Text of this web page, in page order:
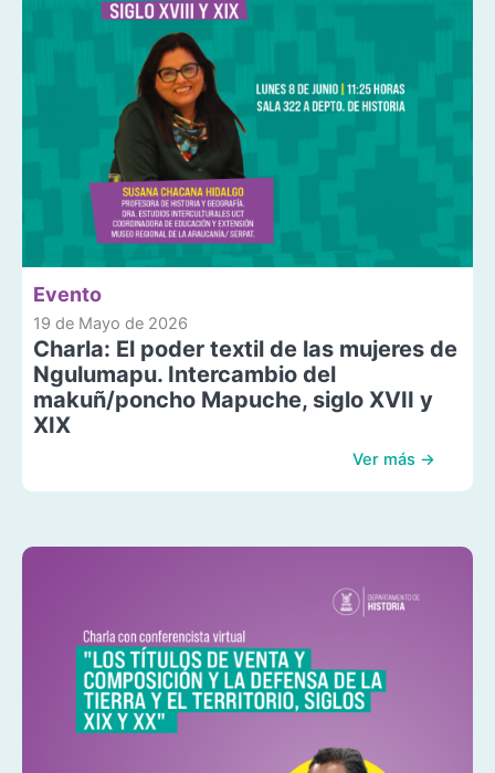
Evento
19 de Mayo de 2026
Charla: El poder textil de las mujeres de
Ngulumapu. Intercambio del
makuñ/poncho Mapuche, siglo XVII y
XIX
Ver más →